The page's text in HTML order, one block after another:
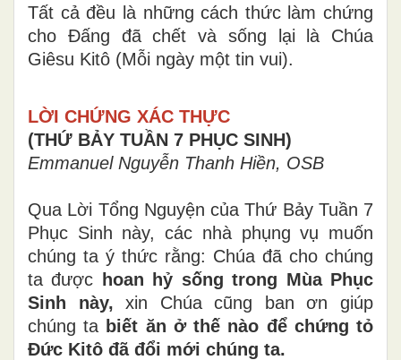
Tất cả đều là những cách thức làm chứng
cho Đấng đã chết và sống lại là Chúa
Giêsu Kitô (Mỗi ngày một tin vui).
LỜI CHỨNG XÁC THỰC
(THỨ BẢY TUẦN 7 PHỤC SINH)
Emmanuel Nguyễn Thanh Hiền, OSB
Qua Lời Tổng Nguyện của Thứ Bảy Tuần 7
Phục Sinh này, các nhà phụng vụ muốn
chúng ta ý thức rằng: Chúa đã cho chúng
ta được hoan hỷ sống trong Mùa Phục
Sinh này, xin Chúa cũng ban ơn giúp
chúng ta biết ăn ở thế nào để chứng tỏ
Đức Kitô đã đổi mới chúng ta.